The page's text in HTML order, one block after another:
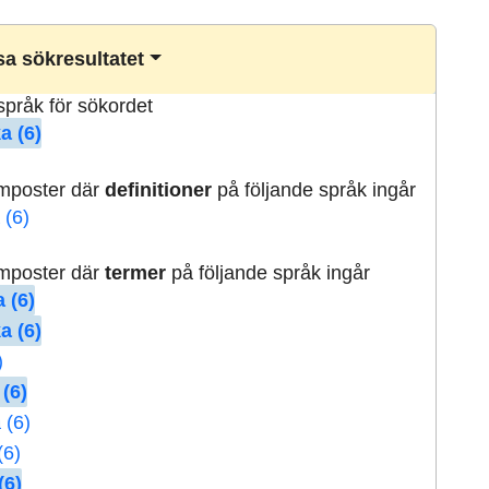
sökresultatet
för sökordet
(6)
därdefinitioner på följande språk ingår
(6)
därtermer på följande språk ingår
(6)
(6)
(6)